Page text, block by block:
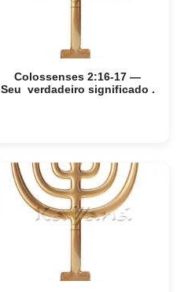
Colossenses 2:16-17 —
Seu verdadeiro significado .